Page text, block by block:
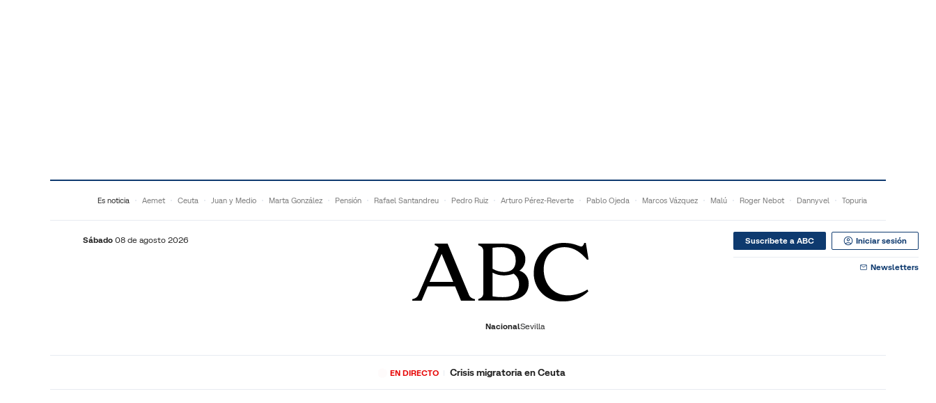
Es noticia Aemet Ceuta Juan y Medio Marta González Pensión Rafael Santandreu Pedro Ruiz Arturo Pérez-Reverte Pablo Ojeda Marcos Vázquez Malú Roger Nebot Dannyvel Topuria
Sábado 08 de agosto 2026
NacionalSevilla
Suscribete a ABC Iniciar sesión
Newsletters
ECONOMÍADEPORTES SOCIEDADCULTURAGENTEPLAY
EN DIRECTO Crisis migratoria en Ceuta